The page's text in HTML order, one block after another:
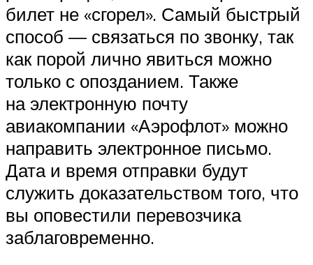
билет не «сгорел». Самый быстрый
способ — связаться по звонку, так
как порой лично явиться можно
только с опозданием. Также
на электронную почту
авиакомпании «Аэрофлот» можно
направить электронное письмо.
Дата и время отправки будут
служить доказательством того, что
вы оповестили перевозчика
заблаговременно.